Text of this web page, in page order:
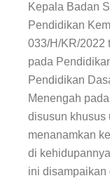
Kepala Badan
Pendidikan
033/H/KR/2022
pada
Pendidikan
Menengah
disusun khusus
menanamkan
di
ini disampaikan